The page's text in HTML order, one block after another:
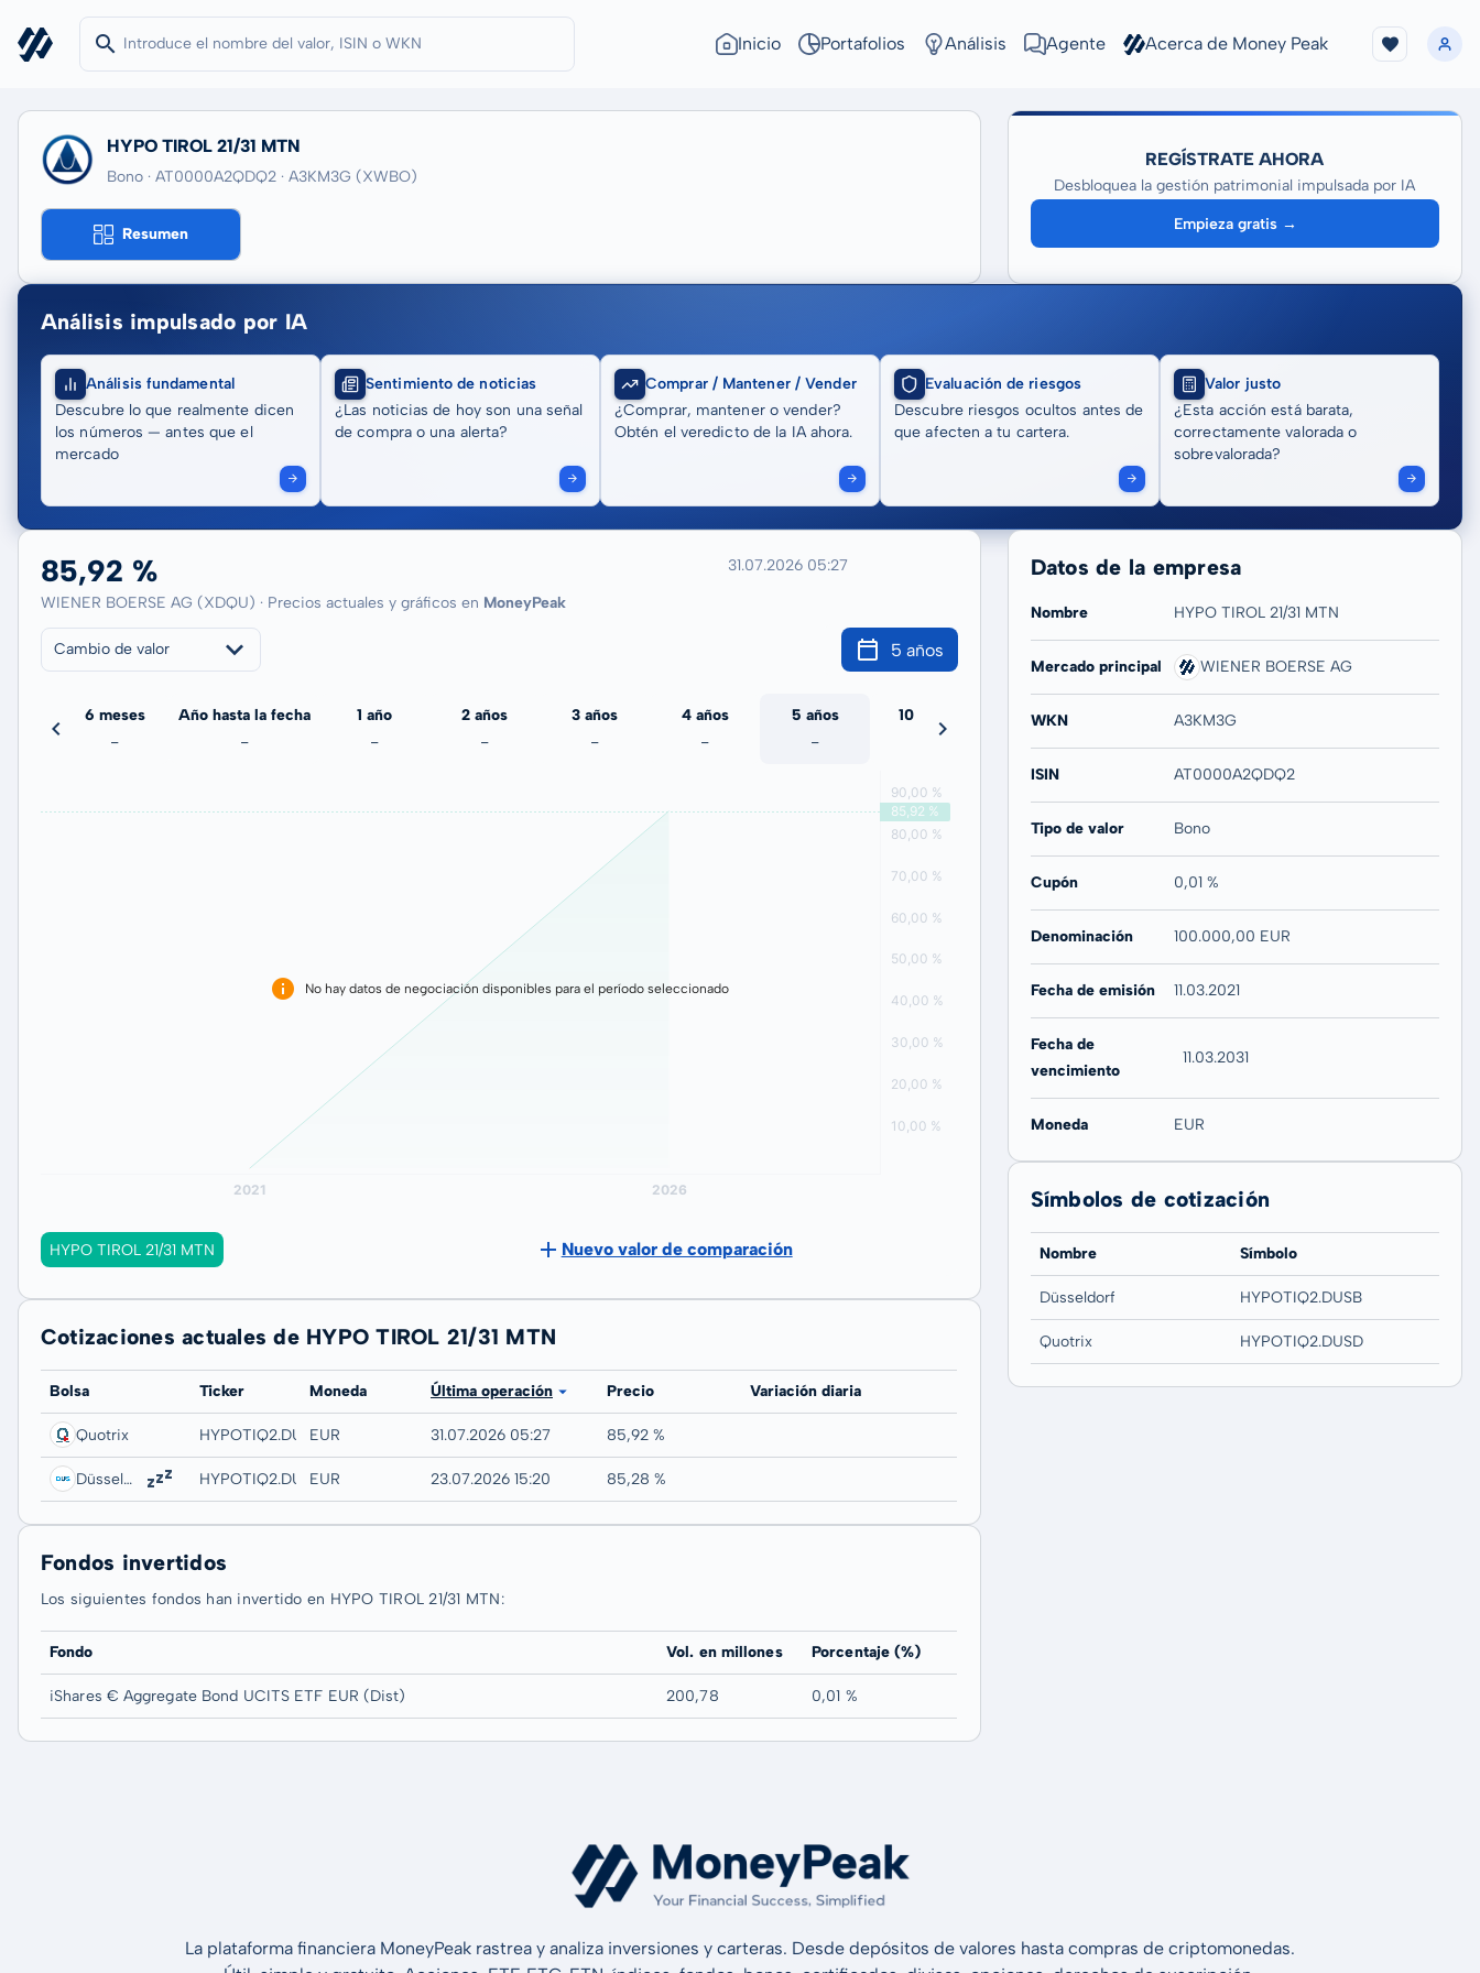
Inicio Portafolios Análisis Agente Acerca de Money Peak
HYPO TIROL 21/31 MTN
Bono · AT0000A2QDQ2 · A3KM3G (XWBO)
Resumen
REGÍSTRATE AHORA
Desbloquea la gestión patrimonial impulsada por IA
Empieza gratis →
Análisis impulsado por IA
Análisis fundamental
Descubre lo que realmente dicen
los números — antes que el
mercado
Sentimiento de noticias
¿Las noticias de hoy son una señal
de compra o una alerta?
Comprar / Mantener / Vender
¿Comprar, mantener o vender?
Obtén el veredicto de la IA ahora.
Evaluación de riesgos
Descubre riesgos ocultos antes de
que afecten a tu cartera.
Valor justo
¿Esta acción está barata,
correctamente valorada o
sobrevalorada?
85,92 %
WIENER BOERSE AG (XDQU) · Precios actuales y gráficos en MoneyPeak
31.07.2026 05:27
Cambio de valor 5 años
6 meses
-
Año hasta la fecha
-
1 año
-
2 años
-
3 años
-
4 años
-
5 años
-
10 años 20 años
No hay datos de negociación disponibles para el período seleccionado
HYPO TIROL 21/31 MTN Nuevo valor de comparación
Cotizaciones actuales de HYPO TIROL 21/31 MTN
Bolsa Ticker Moneda Última operación Precio Variación diaria
Quotrix HYPOTIQ2.DUSDEUR 31.07.2026 05:27 85,92 %
Düsseldorf HYPOTIQ2.DUSBEUR 23.07.2026 15:20 85,28 %
Fondos invertidos
Los siguientes fondos han invertido en HYPO TIROL 21/31 MTN:
Fondo Vol. en millones Porcentaje (%)
iShares € Aggregate Bond UCITS ETF EUR (Dist) 200,78 0,01 %
Datos de la empresa
Nombre HYPO TIROL 21/31 MTN
Mercado principal WIENER BOERSE AG
WKN A3KM3G
ISIN AT0000A2QDQ2
Tipo de valor Bono
Cupón 0,01 %
Denominación 100.000,00 EUR
Fecha de emisión 11.03.2021
Fecha de
vencimiento
11.03.2031
Moneda EUR
Símbolos de cotización
Nombre Símbolo
Düsseldorf HYPOTIQ2.DUSB
Quotrix HYPOTIQ2.DUSD
La plataforma financiera MoneyPeak rastrea y analiza inversiones y carteras. Desde depósitos de valores hasta compras de criptomonedas.